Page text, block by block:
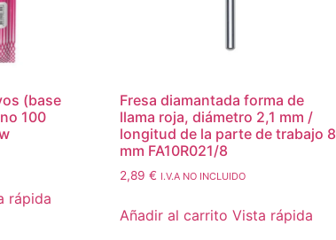
(base
100
rápida
Fresa diamantada forma de
llama roja, diámetro 2,1 mm /
longitud de la parte de trabajo 8
mm FA10R021/8
2,89 € I.V.A NO INCLUIDO
Añadir al carrito Vista rápida